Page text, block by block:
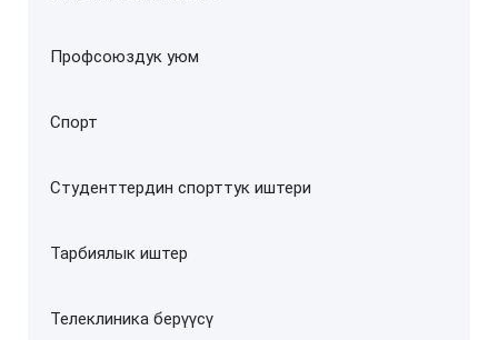
Профсоюздук уюм
Спорт
Студенттердин спорттук иштери
Тарбиялык иштер
Телеклиника берүүсү